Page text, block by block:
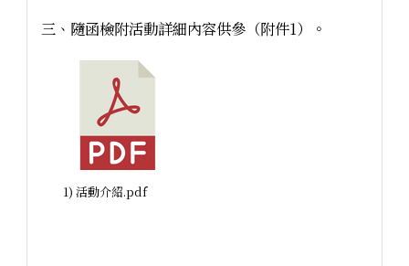
三、隨函檢附活動詳細內容供參（附件1）。
1) 活動介紹.pdf